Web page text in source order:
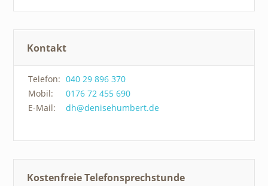
Kontakt
Telefon: 040 29 896 370
Mobil:
0176 72 455 690
E-Mail:
dh@denisehumbert.de
Kostenfreie Telefonsprechstunde